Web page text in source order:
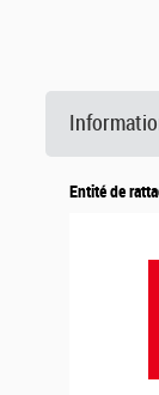
Entité de